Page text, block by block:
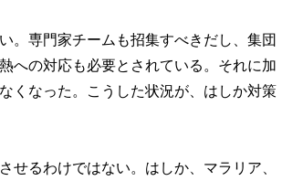
。専門家チームも招集すべきだし、集団
への対応も必要とされている。それに加
くなった。こうした状況が、はしか対策
るわけではない。はしか、マラリア、